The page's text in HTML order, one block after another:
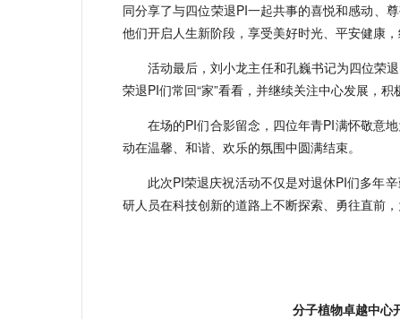
同分享了与四位荣退PI一起共事的喜悦和感动、
他们开启人生新阶段，享受美好时光、平安健康，
活动最后，刘小龙主任和孔巍书记为四位荣
荣退PI们常回“家”看看，并继续关注中心发展，积
在场的PI们合影留念，四位年青PI满怀敬意
动在温馨、和谐、欢乐的氛围中圆满结束。
此次PI荣退庆祝活动不仅是对退休PI们多年
研人员在科技创新的道路上不断探索、勇往直前
分子植物卓越中心